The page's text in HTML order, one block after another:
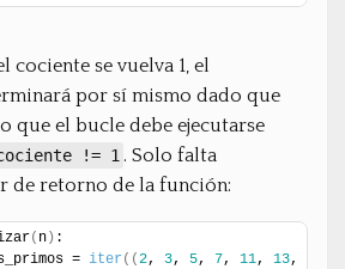
cociente se vuelva 1, el
por sí mismo dado que
que el bucle debe ejecutarse
!= 1 . Solo falta
de retorno de la función:
( n ) :
=
iter ( (2, 3, 5, 7, 11, 13